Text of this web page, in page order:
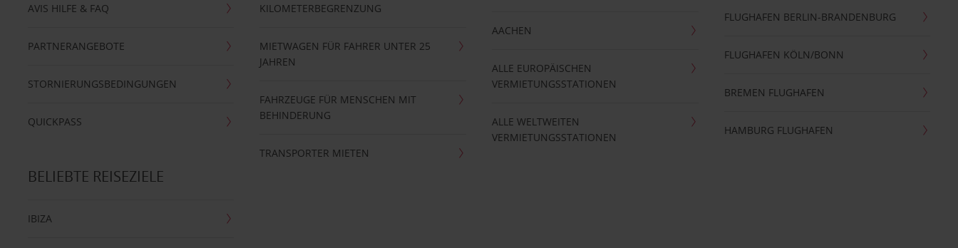
AVIS HILFE & FAQ
PARTNERANGEBOTE
STORNIERUNGSBEDINGUNGEN
QUICKPASS
KILOMETERBEGRENZUNG
MIETWAGEN FÜR FAHRER UNTER 25
JAHREN
FAHRZEUGE FÜR MENSCHEN MIT
BEHINDERUNG
TRANSPORTER MIETEN
AACHEN
ALLE EUROPÄISCHEN
VERMIETUNGSSTATIONEN
ALLE WELTWEITEN
VERMIETUNGSSTATIONEN
FLUGHAFEN BERLIN-BRANDENBURG
FLUGHAFEN KÖLN/BONN
BREMEN FLUGHAFEN
HAMBURG FLUGHAFEN
BELIEBTE REISEZIELE
IBIZA